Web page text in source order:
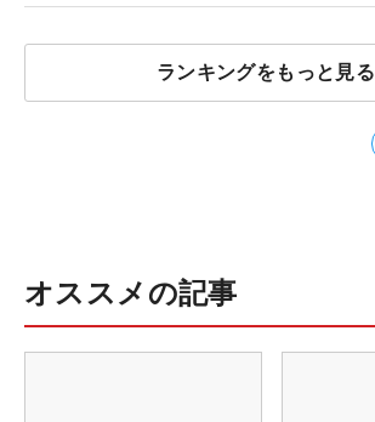
ランキングをもっと見る
オススメの記事